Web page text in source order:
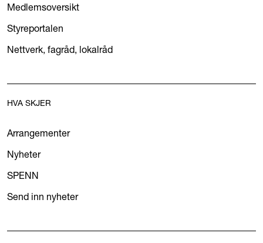
Medlemsoversikt
Styreportalen
Nettverk, fagråd, lokalråd
HVA SKJER
Arrangementer
Nyheter
SPENN
Send inn nyheter